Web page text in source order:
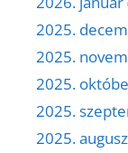
2025.
2025.
2025.
2025.
2025.